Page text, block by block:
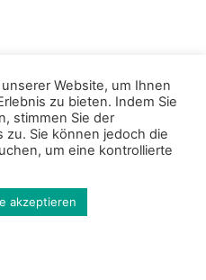
Website, um Ihnen
zu bieten. Indem Sie
stimmen Sie der
zu. Sie können jedoch die
um eine kontrollierte
akzeptieren